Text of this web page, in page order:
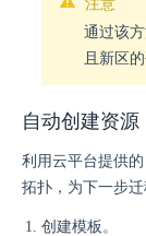
通过该
且新区
自动创建资源
利用云平台提供
拓扑，为下一步
创建模板。